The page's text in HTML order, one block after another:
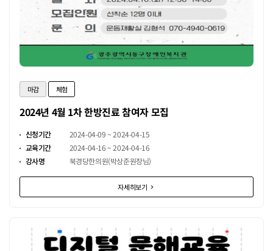
마감 체험
2024년 4월 1차 한방진료 참여자 모집
신청기간
2024-04-09 ~ 2024-04-15
교육기간
2024-04-16 ~ 2024-04-16
강사명
북경당한의원(박상준원장님)
자세히보기